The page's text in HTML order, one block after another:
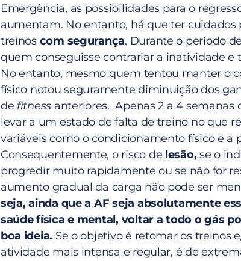
Emergência, as possibilidades para o
aumentam. No entanto, há que ter cuidados
treinos com segurança. Durante o período
quem conseguisse contrariar a inatividade e
No entanto, mesmo quem tentou manter o
físico notou seguramente diminuição dos
de fitness anteriores. Apenas 2 a 4 semanas
levar a um estado de falta de treino no que
variáveis como o condicionamento físico e a
Consequentemente, o risco de lesão, se o
progredir muito rapidamente ou se não for
aumento gradual da carga não pode ser
seja, ainda quea AF seja absolutamente
saúde física e mental, voltar a todo o gás
boa ideia. Se o objetivo é retomar os treinos
atividade mais intensa e regular, é de